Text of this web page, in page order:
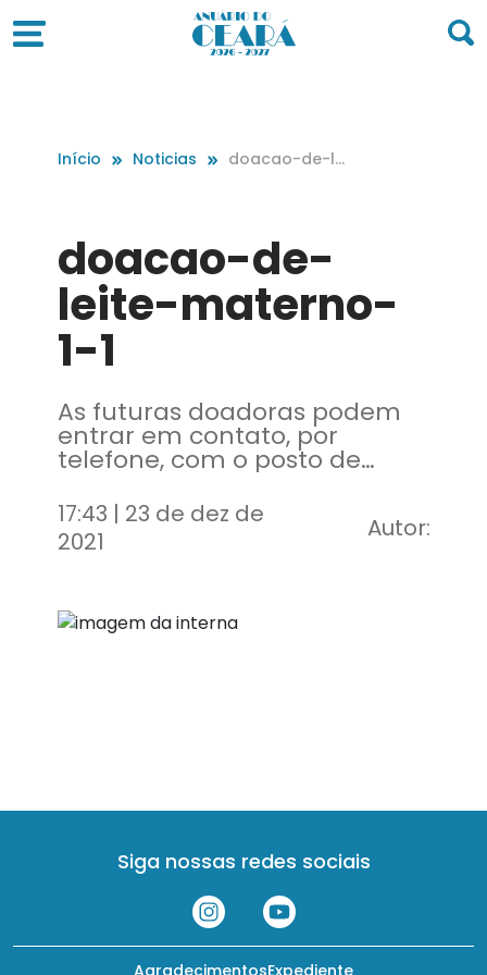
Início Noticias
doacao-de-lei
doacao-de-
leite-materno-
1-1
As futuras doadoras podem
entrar em contato, por
telefone, com o posto de
coleta do hospital
17:43 | 23 de dez de
2021
Autor:
Siga nossas redes sociais
Expediente
Agradecimentos